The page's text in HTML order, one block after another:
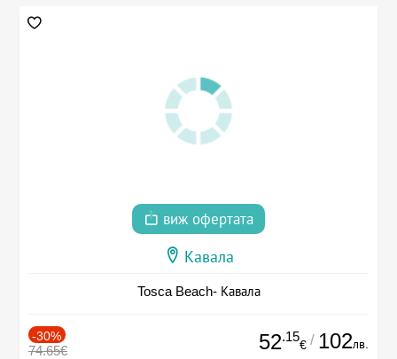
виж офертата
Кавала
Tosca Beach- Кавала
-30%
74.65€ 52.15
€ / 102лв.